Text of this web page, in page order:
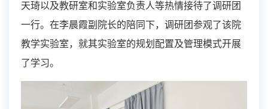
天琦以及教研室和实验室负责人等热情接待了调研团
一行。在李晨霞副院长的陪同下，调研团参观了该院
教学实验室，就其实验室的规划配置及管理模式开展
了学习。